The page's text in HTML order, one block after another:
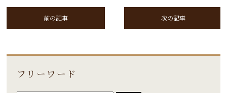
前の記事 次の記事
フリーワード